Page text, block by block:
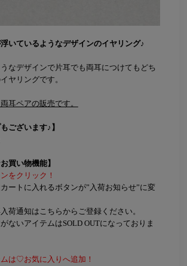
いているようなデザインのイヤリング♪
なデザインで片耳でも両耳につけてもどち
ヤリングです。
耳ペアの販売です。
ございます♪】
買い物機能】
をクリック！
ートに入れるボタンが”入荷お知らせ”に変
荷通知はこちらからご登録ください。
がないアイテムはSOLD OUTになっておりま
は♡お気に入りへ追加！